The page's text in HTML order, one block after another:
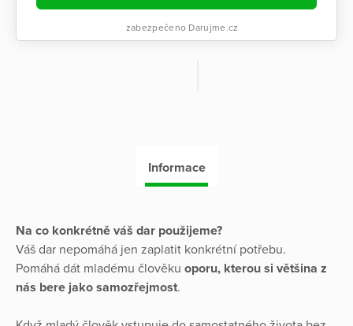
zabezpečeno Darujme.cz
Informace
Na co konkrétně váš dar použijeme?
Váš dar nepomáhá jen zaplatit konkrétní potřebu.
Pomáhá dát mladému člověku oporu, kterou si většina z
nás bere jako samozřejmost.